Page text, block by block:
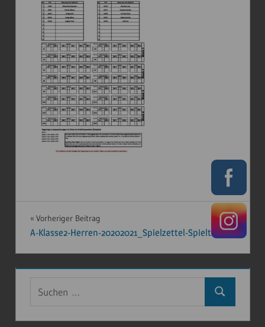
Beitragsnavigation
Vorheriger Beitrag
A-Klasse2-Herren-20202021_Spielzettel-Spieltag_4
Suchen